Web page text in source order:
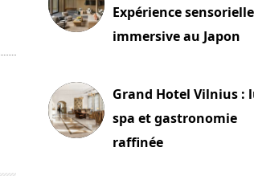
Expérience sensorielle
immersive au Japon
Grand Hotel Vilnius :
spa et gastronomie
raffinée